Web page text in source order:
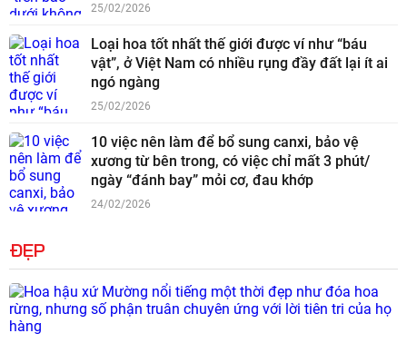
25/02/2026
Loại hoa tốt nhất thế giới được ví như “báu
vật”, ở Việt Nam có nhiều rụng đầy đất lại ít ai
ngó ngàng
25/02/2026
10 việc nên làm để bổ sung canxi, bảo vệ
xương từ bên trong, có việc chỉ mất 3 phút/
ngày “đánh bay” mỏi cơ, đau khớp
24/02/2026
ĐẸP